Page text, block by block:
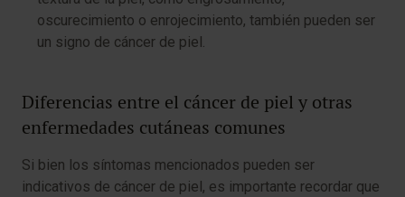
oscurecimiento o enrojecimiento, también pueden ser
un signo de cáncer de piel.
Diferencias entre el cáncer de piel y otras
enfermedades cutáneas comunes
Si bien los síntomas mencionados pueden ser
indicativos de cáncer de piel, es importante recordar que